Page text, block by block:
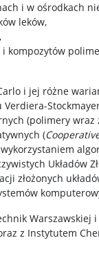
i w ośrodkach
leków,
kompozytów
i jej różne
(polimery wraz
(
Układów
złożonych
Warszawskiej
z Instytutem